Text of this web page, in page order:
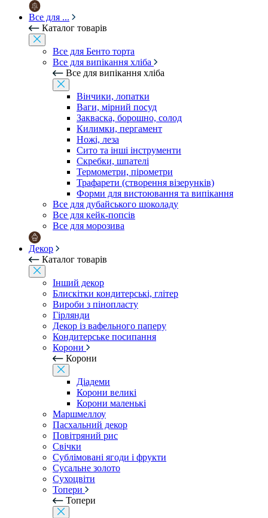
Все для ...
Каталог товарів
Все для Бенто торта
Все для випікання хліба
Все для випікання хліба
Вінчики, лопатки
Ваги, мірний посуд
Закваска, борошно, солод
Килимки, пергамент
Ножі, леза
Сито та інші інструменти
Скребки, шпателі
Термометри, пірометри
Трафарети (створення візерунків)
Форми для вистоювання та випікання
Все для дубайського шоколаду
Все для кейк-попсів
Все для морозива
Декор
Каталог товарів
Інший декор
Блискітки кондитерські, глітер
Вироби з пінопласту
Гірлянди
Декор із вафельного паперу
Кондитерське посипання
Корони
Корони
Діадеми
Корони великі
Корони маленькі
Маршмеллоу
Пасхальний декор
Повітряний рис
Свічки
Сублімовані ягоди і фрукти
Сусальне золото
Сухоцвіти
Топери
Топери